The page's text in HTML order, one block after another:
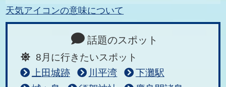
天気アイコンの意味について
話題のスポット
8月に行きたいスポット
上田城跡
川平湾
下灘駅